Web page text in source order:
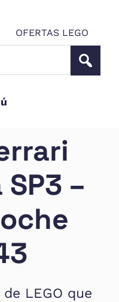
OFERTAS LEGO
–
LEGO que